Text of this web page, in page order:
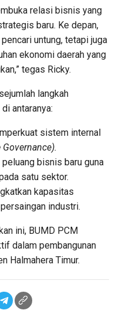
relasi bisnis yang
baru. Ke depan,
untung, tetapi juga
ekonomi daerah yang
tegas Ricky.
langkah
antaranya:
sistem internal
bisnis baru guna
satu sektor.
kapasitas
industri.
ini, BUMD PCM
dalam pembangunan
Halmahera Timur.